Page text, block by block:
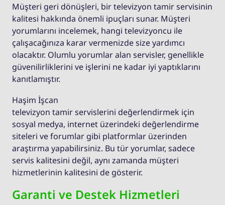
Müşteri geri dönüşleri, bir televizyon tamir servisinin
kalitesi hakkında önemli ipuçları sunar. Müşteri
yorumlarını incelemek, hangi televizyoncu ile
çalışacağınıza karar vermenizde size yardımcı
olacaktır. Olumlu yorumlar alan servisler, genellikle
güvenilirliklerini ve işlerini ne kadar iyi yaptıklarını
kanıtlamıştır.
Haşim İşcan
televizyon tamir servislerini değerlendirmek için
sosyal medya, internet üzerindeki değerlendirme
siteleri ve forumlar gibi platformlar üzerinden
araştırma yapabilirsiniz. Bu tür yorumlar, sadece
servis kalitesini değil, aynı zamanda müşteri
hizmetlerinin kalitesini de gösterir.
Garanti ve Destek Hizmetleri